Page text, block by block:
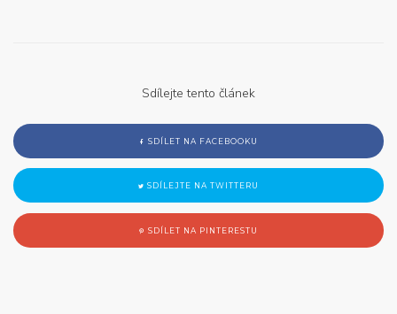
Sdílejte tento článek
SDÍLET NA FACEBOOKU
SDÍLEJTE NA TWITTERU
SDÍLET NA PINTERESTU